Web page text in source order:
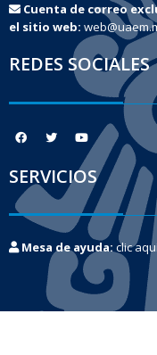
Cuenta de correo
el sitio web:
REDES SOCIALES
SERVICIOS
Mesa de ayuda: clic